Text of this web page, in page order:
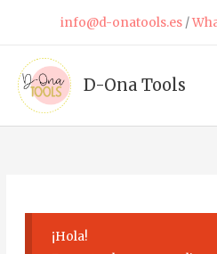
contenido
info@d-onatools.es/
D-Ona Tools
¡Hola!